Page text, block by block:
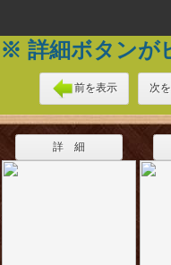
※ 詳細ボタンが
前を表示 次
詳 細